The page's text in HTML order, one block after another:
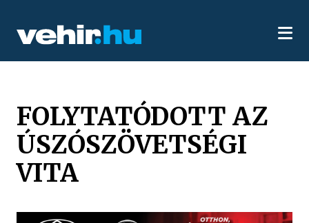
FOLYTATÓDOTT AZ
ÚSZÓSZÖVETSÉGI
VITA